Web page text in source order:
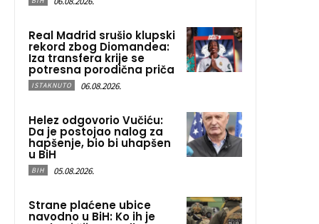
Real Madrid srušio klupski
rekord zbog Diomandea:
Iza transfera krije se
potresna porodična priča
ISTAKNUTO 06.08.2026.
Helez odgovorio Vučiću:
Da je postojao nalog za
hapšenje, bio bi uhapšen
u BiH
BIH 05.08.2026.
Strane plaćene ubice
navodno u BiH: Ko ih je